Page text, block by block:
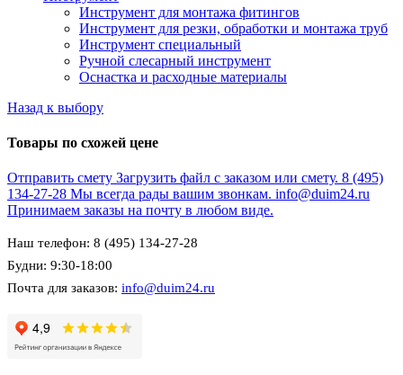
Инструмент для монтажа фитингов
Инструмент для резки, обработки и монтажа труб
Инструмент специальный
Ручной слесарный инструмент
Оснастка и расходные материалы
Назад к выбору
Товары по схожей цене
Отправить смету Загрузить файл с заказом или смету. 8 (495)
134-27-28 Мы всегда рады вашим звонкам. info@duim24.ru
Принимаем заказы на почту в любом виде.
Наш телефон: 8 (495) 134-27-28
Будни: 9:30-18:00
Почта для заказов: info@duim24.ru